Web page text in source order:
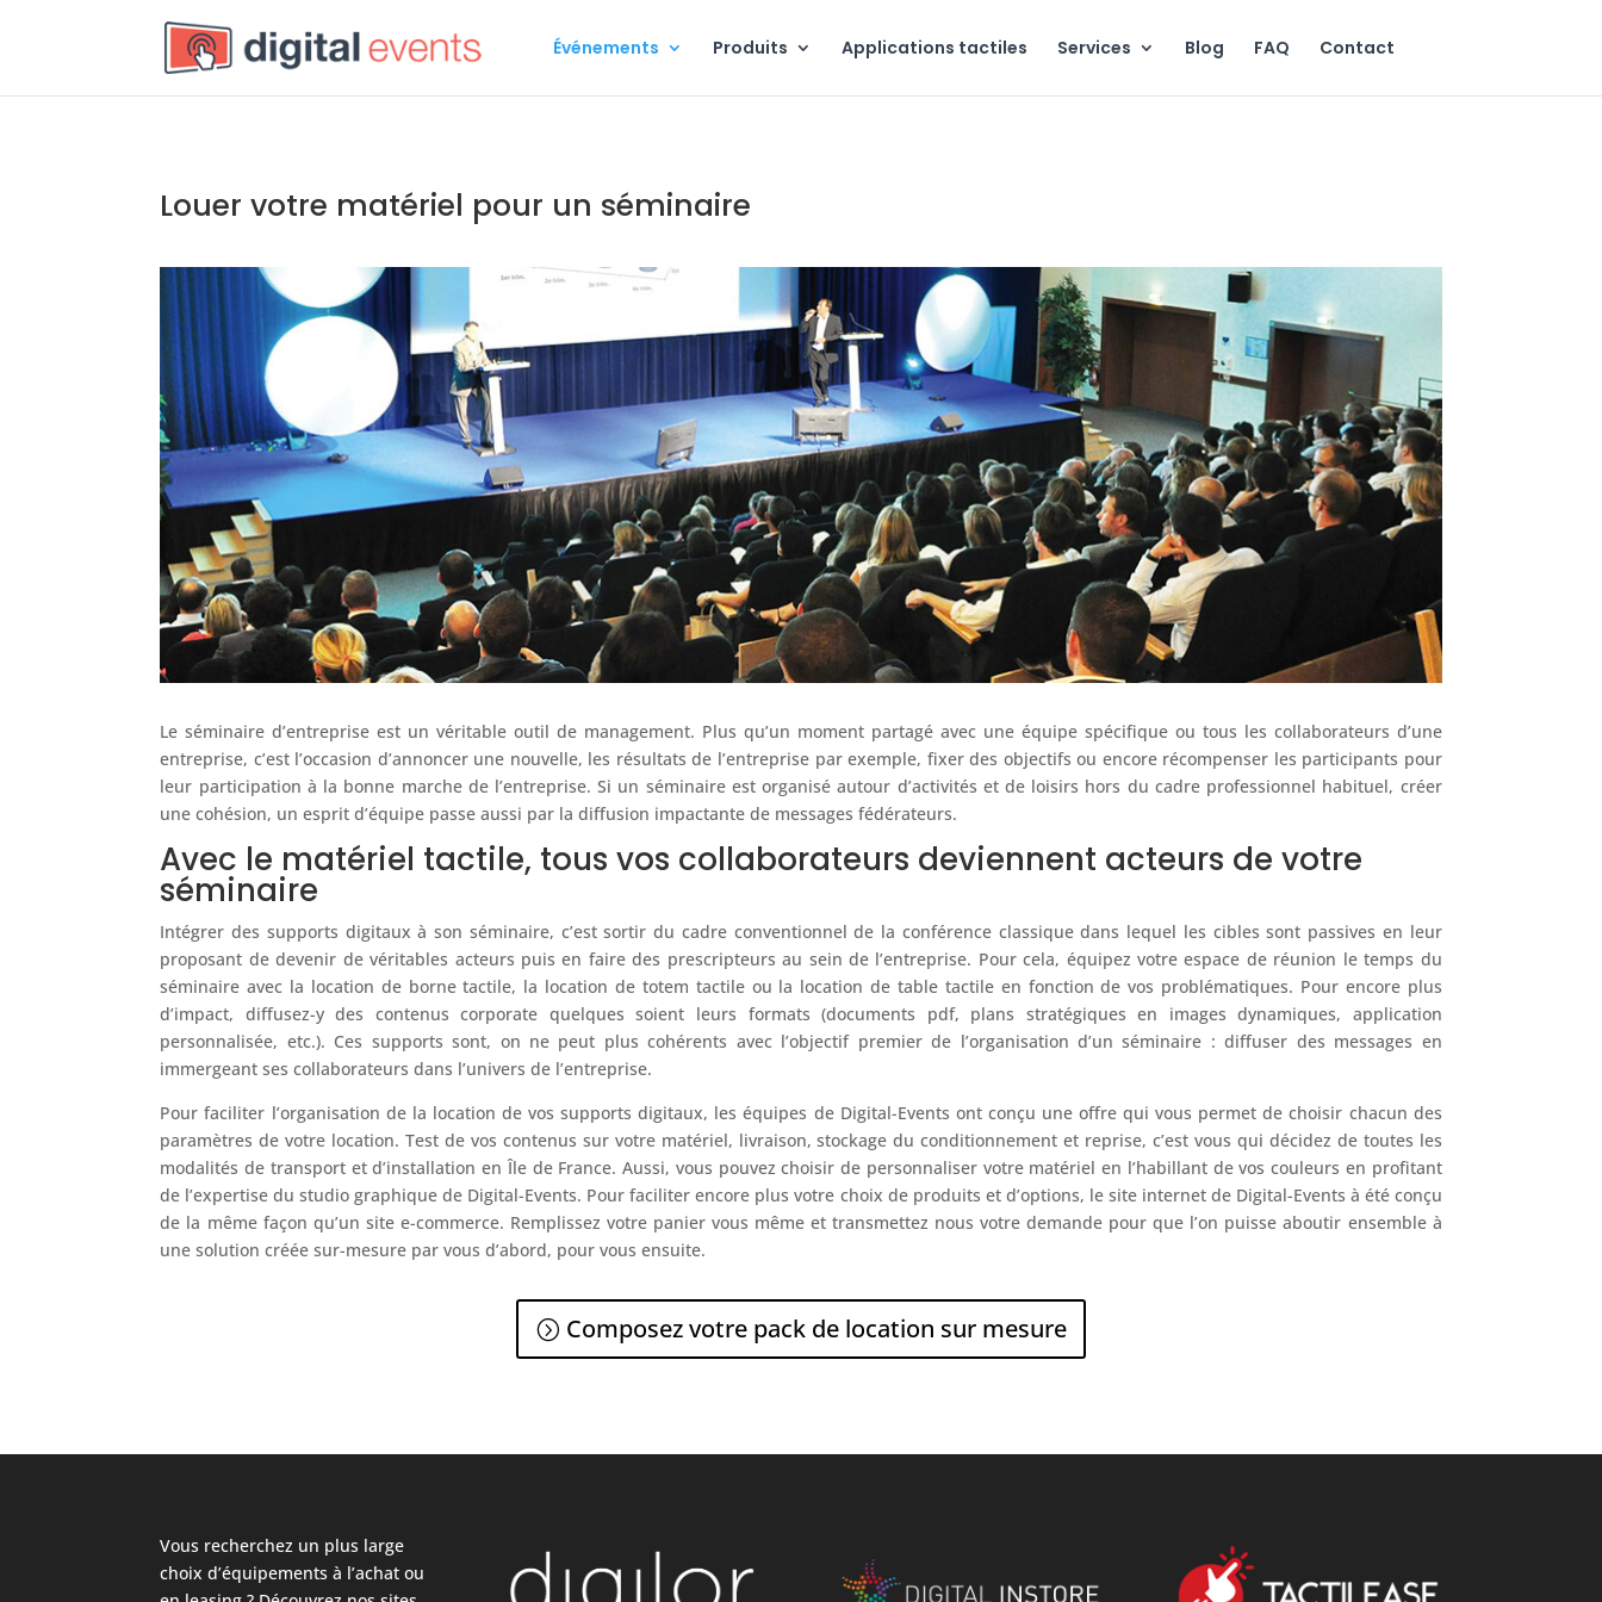
Événements Produits Applications tactiles Services Blog FAQ Contact
Louer votre matériel pour un séminaire
Le séminaire d’entreprise est un véritable outil de management. Plus qu’un moment partagé avec une équipe spécifique ou tous les collaborateurs d’une
entreprise, c’est l’occasion d’annoncer une nouvelle, les résultats de l’entreprise par exemple, fixer des objectifs ou encore récompenser les participants pour
leur participation à la bonne marche de l’entreprise. Si un séminaire est organisé autour d’activités et de loisirs hors du cadre professionnel habituel, créer
une cohésion, un esprit d’équipe passe aussi par la diffusion impactante de messages fédérateurs.
Avec le matériel tactile, tous vos collaborateurs deviennent acteurs de votre
séminaire
Intégrer des supports digitaux à son séminaire, c’est sortir du cadre conventionnel de la conférence classique dans lequel les cibles sont passives en leur
proposant de devenir de véritables acteurs puis en faire des prescripteurs au sein de l’entreprise. Pour cela, équipez votre espace de réunion le temps du
séminaire avec la location de borne tactile, la location de totem tactile ou la location de table tactile en fonction de vos problématiques. Pour encore plus
d’impact, diffusez-y des contenus corporate quelques soient leurs formats (documents pdf, plans stratégiques en images dynamiques, application
personnalisée, etc.). Ces supports sont, on ne peut plus cohérents avec l’objectif premier de l’organisation d’un séminaire : diffuser des messages en
immergeant ses collaborateurs dans l’univers de l’entreprise.
Pour faciliter l’organisation de la location de vos supports digitaux, les équipes de Digital-Events ont conçu une offre qui vous permet de choisir chacun des
paramètres de votre location. Test de vos contenus sur votre matériel, livraison, stockage du conditionnement et reprise, c’est vous qui décidez de toutes les
modalités de transport et d’installation en Île de France. Aussi, vous pouvez choisir de personnaliser votre matériel en l’habillant de vos couleurs en profitant
de l’expertise du studio graphique de Digital-Events. Pour faciliter encore plus votre choix de produits et d’options, le site internet de Digital-Events à été conçu
de la même façon qu’un site e-commerce. Remplissez votre panier vous même et transmettez nous votre demande pour que l’on puisse aboutir ensemble à
une solution créée sur-mesure par vous d’abord, pour vous ensuite.
Composez votre pack de location sur mesure
Vous recherchez un plus large
choix d’équipements à l’achat ou